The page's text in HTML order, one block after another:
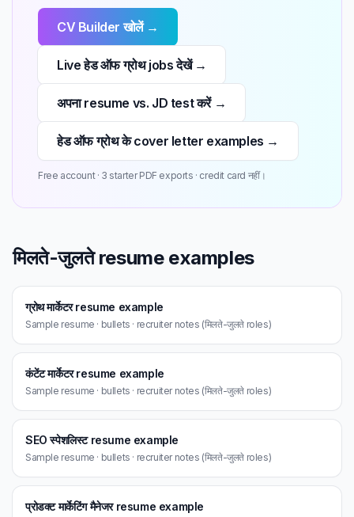
CV Builder खोलें →
Live हेड ऑफ ग्रोथ jobs देखें →
अपना resume vs. JD test करें →
हेड ऑफ ग्रोथ के cover letter examples →
Free account · 3 starter PDF exports · credit card नहीं।
मिलते-जुलते resume examples
ग्रोथ मार्केटर resume example
Sample resume · bullets · recruiter notes (मिलते-जुलते roles)
कंटेंट मार्केटर resume example
Sample resume · bullets · recruiter notes (मिलते-जुलते roles)
SEO स्पेशलिस्ट resume example
Sample resume · bullets · recruiter notes (मिलते-जुलते roles)
प्रोडक्ट मार्केटिंग मैनेजर resume example